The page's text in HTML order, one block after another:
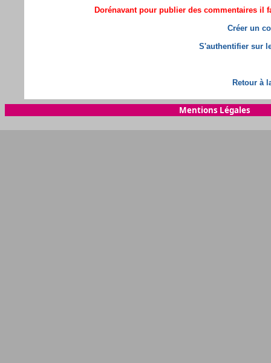
Dorénavant pour publier des commentaires il
Créer un
S'authentifier sur
Retour à
Mentions Légales